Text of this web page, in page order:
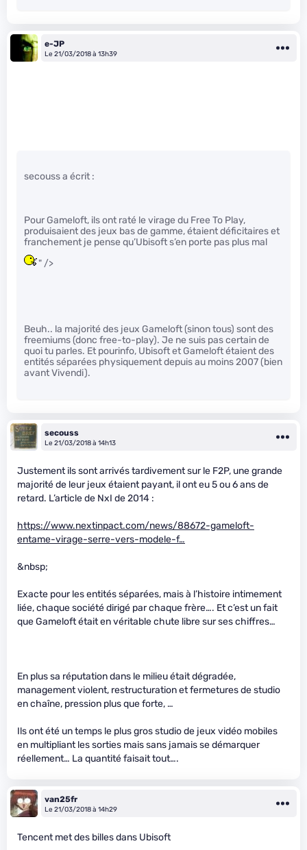
e-JP
Le 21/03/2018 à 13h39
secouss a écrit :
Pour Gameloft, ils ont raté le virage du Free To Play,
produisaient des jeux bas de gamme, étaient déficitaires et
franchement je pense qu’Ubisoft s’en porte pas plus mal
" />
Beuh.. la majorité des jeux Gameloft (sinon tous) sont des
freemiums (donc free-to-play). Je ne suis pas certain de
quoi tu parles. Et pourinfo, Ubisoft et Gameloft étaient des
entités séparées physiquement depuis au moins 2007 (bien
avant Vivendi).
secouss
Le 21/03/2018 à 14h13
Justement ils sont arrivés tardivement sur le F2P, une grande
majorité de leur jeux étaient payant, il ont eu 5 ou 6 ans de
retard. L’article de NxI de 2014 :
https://www.nextinpact.com/news/88672-gameloft-
entame-virage-serre-vers-modele-f…
&nbsp;
Exacte pour les entités séparées, mais à l’histoire intimement
liée, chaque société dirigé par chaque frère…. Et c’est un fait
que Gameloft était en véritable chute libre sur ses chiffres…
En plus sa réputation dans le milieu était dégradée,
management violent, restructuration et fermetures de studio
en chaîne, pression plus que forte, …
Ils ont été un temps le plus gros studio de jeux vidéo mobiles
en multipliant les sorties mais sans jamais se démarquer
réellement… La quantité faisait tout….
van25fr
Le 21/03/2018 à 14h29
Tencent met des billes dans Ubisoft